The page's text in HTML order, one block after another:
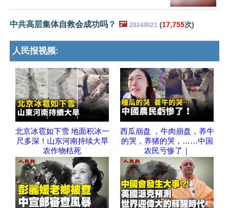
中共高层集体自救会成功吗？ 🖼️ 2024/8/21 (17,755次)
人民报视频:
北京冰雹如下雪 地面积冰一
尺多深！山东河南持续大旱
农作物枯死
西瓜崩盘 ，牛肉崩盘，养牛
的哭，养猪的哭，……中国
农民亏惨了｜